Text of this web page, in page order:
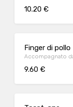
10.20 €
Finger di pollo
Accompagnato
9.60 €